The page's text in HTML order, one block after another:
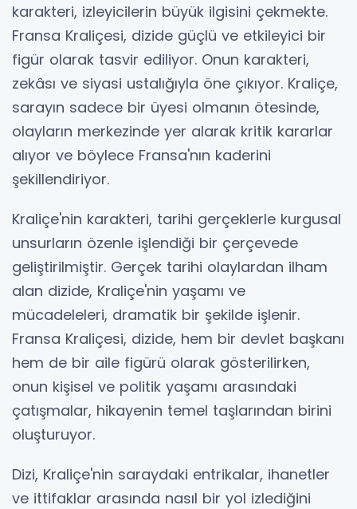
karakteri, izleyicilerin büyük ilgisini çekmekte.
Fransa Kraliçesi, dizide güçlü ve etkileyici bir
figür olarak tasvir ediliyor. Onun karakteri,
zekâsı ve siyasi ustalığıyla öne çıkıyor. Kraliçe,
sarayın sadece bir üyesi olmanın ötesinde,
olayların merkezinde yer alarak kritik kararlar
alıyor ve böylece Fransa'nın kaderini
şekillendiriyor.
Kraliçe'nin karakteri, tarihi gerçeklerle kurgusal
unsurların özenle işlendiği bir çerçevede
geliştirilmiştir. Gerçek tarihi olaylardan ilham
alan dizide, Kraliçe'nin yaşamı ve
mücadeleleri, dramatik bir şekilde işlenir.
Fransa Kraliçesi, dizide, hem bir devlet başkanı
hem de bir aile figürü olarak gösterilirken,
onun kişisel ve politik yaşamı arasındaki
çatışmalar, hikayenin temel taşlarından birini
oluşturuyor.
Dizi, Kraliçe'nin saraydaki entrikalar, ihanetler
ve ittifaklar arasında nasıl bir yol izlediğini